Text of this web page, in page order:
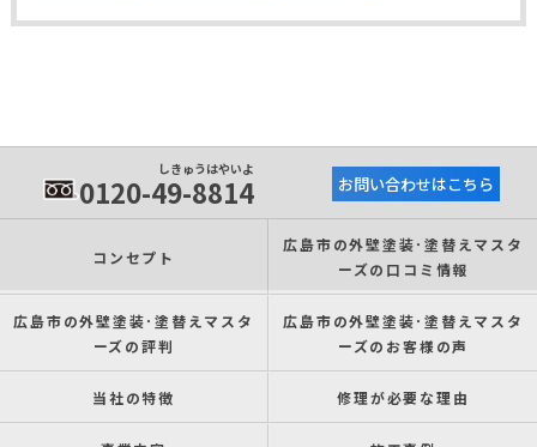
しきゅうはやいよ
0120-49-8814 お問い合わせはこちら
コンセプト
広島市の外壁塗装･塗替えマスタ
ーズの口コミ情報
広島市の外壁塗装･塗替えマスタ
ーズの評判
広島市の外壁塗装･塗替えマスタ
ーズのお客様の声
当社の特徴 修理が必要な理由